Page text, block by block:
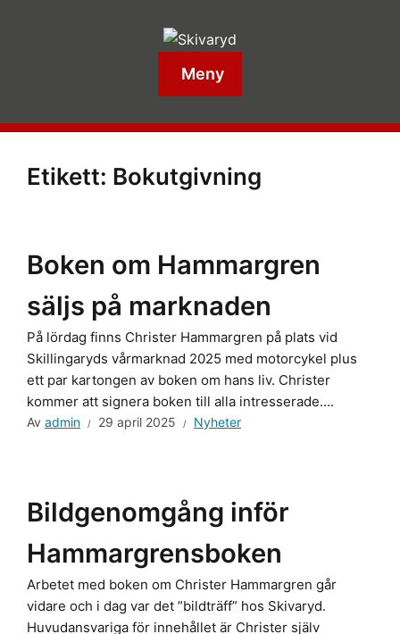
Meny
Etikett: Bokutgivning
Boken om Hammargren
säljs på marknaden
På lördag finns Christer Hammargren på plats vid
Skillingaryds vårmarknad 2025 med motorcykel plus
ett par kartongen av boken om hans liv. Christer
kommer att signera boken till alla intresserade....
Av admin 29 april 2025 Nyheter
Bildgenomgång inför
Hammargrensboken
Arbetet med boken om Christer Hammargren går
vidare och i dag var det ”bildträff” hos Skivaryd.
Huvudansvariga för innehållet är Christer själv